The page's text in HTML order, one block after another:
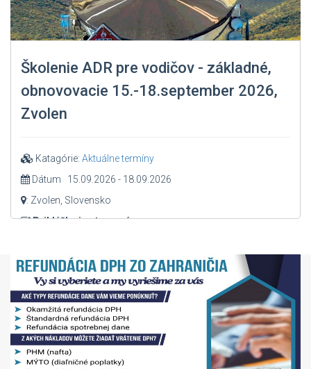
Školenie ADR pre vodičov - základné,
obnovovacie 15.-18.september 2026,
Zvolen
Katagórie: Aktuálne termíny
Dátum 15.09.2026 - 18.09.2026
: Zvolen, Slovensko
Prihláška je otvorená